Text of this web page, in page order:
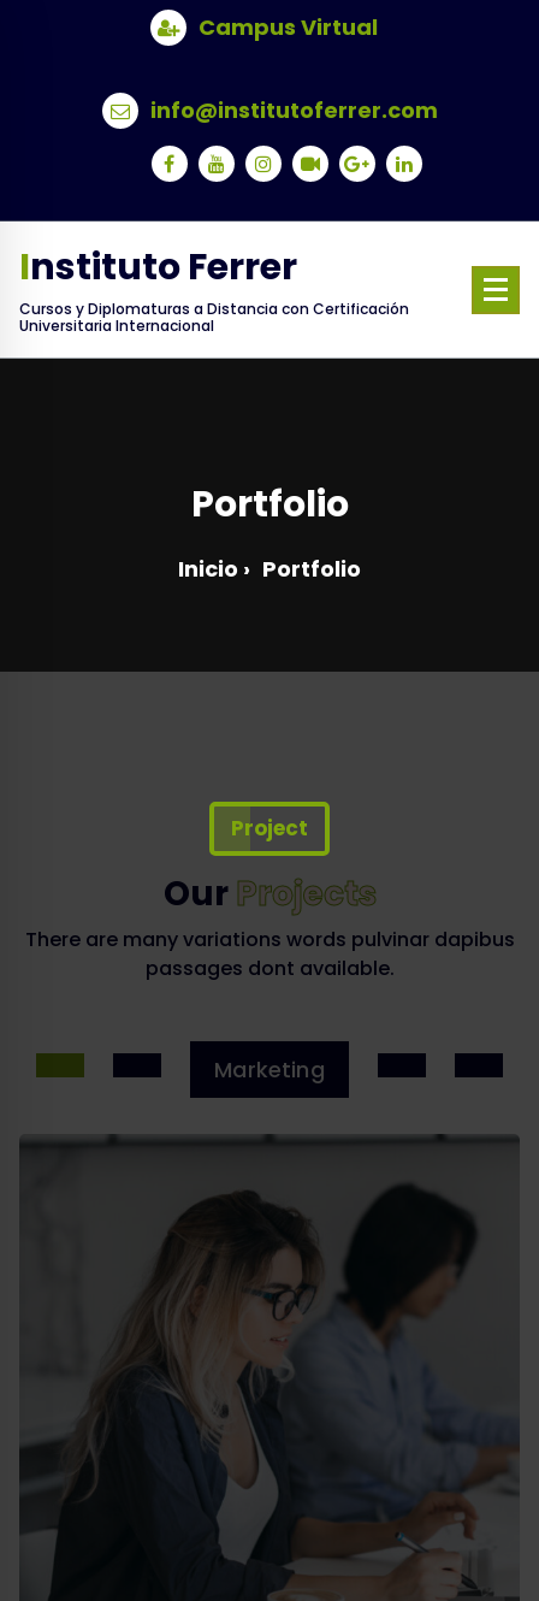
Campus Virtual
info@institutoferrer.com
Instituto Ferrer
Cursos y Diplomaturas a Distancia con Certificación
Universitaria Internacional
Portfolio
Inicio › Portfolio
Project
OurProjects
There are many variations words pulvinar dapibus
passages dont available.
Marketing